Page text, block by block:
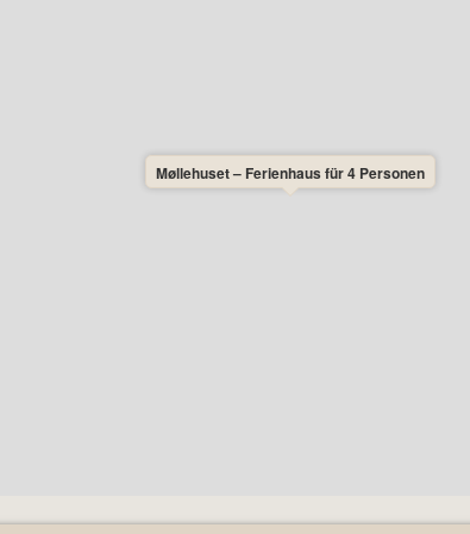
Møllehuset – Ferienhaus für 4 Personen